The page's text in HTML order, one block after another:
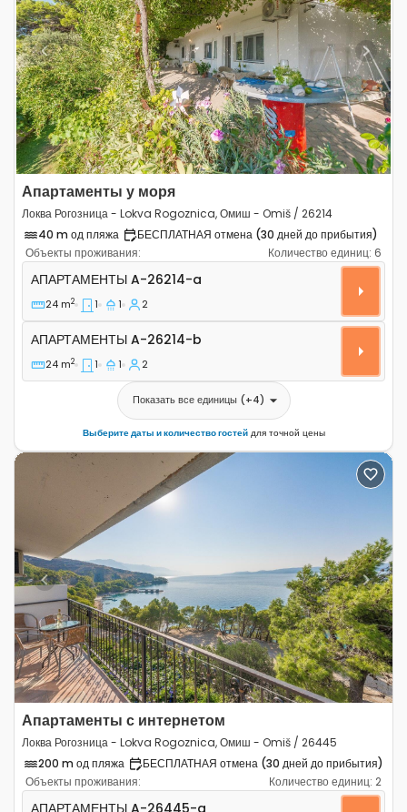
Previous Next
Апартаменты у моря
Локва Рогозница - Lokva Rogoznica, Омиш - Omiš / 26214
40 m од пляжа
БЕСПЛАТНАЯ отмена (30 дней до прибытия)
Объекты проживания:
Количество единиц: 6
Однокомнатные апартаменты Локва Рогозница -
АПАРТАМЕНТЫ A-26214-a
24 m2 1 1 2
Апартаменты A-26214-b
АПАРТАМЕНТЫ A-26214-b
24 m2 1 1 2
Показать все единицы(+4)
Выберите даты и количество гостейдля точной цены
Previous Next
Апартаменты с интернетом
Локва Рогозница - Lokva Rogoznica, Омиш - Omiš / 26445
200 m од пляжа
БЕСПЛАТНАЯ отмена (30 дней до прибытия)
Объекты проживания:
Количество единиц: 2
Двухкомнатные апартаменты Локва Рогозница -
АПАРТАМЕНТЫ A-26445-a